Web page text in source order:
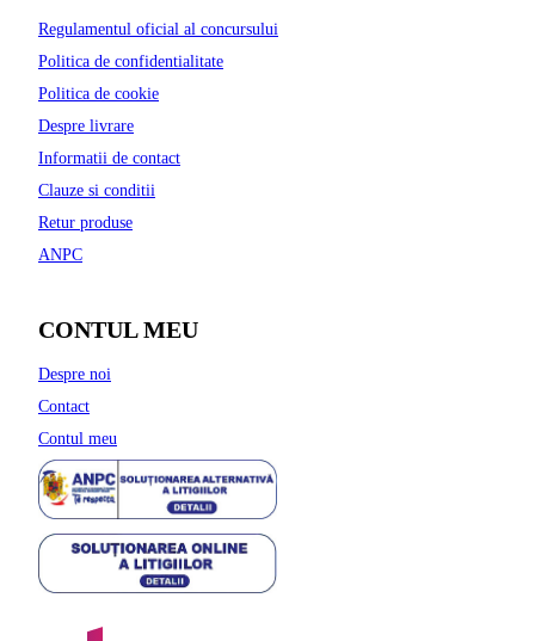
Regulamentul oficial al concursului
Politica de confidentialitate
Politica de cookie
Despre livrare
Informatii de contact
Clauze si conditii
Retur produse
ANPC
CONTUL MEU
Despre noi
Contact
Contul meu